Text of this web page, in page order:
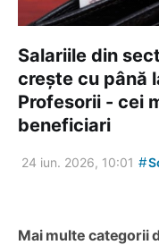
Salariile din
crește cu până
Profesorii - cei
beneficiari
24 iun. 2026, 10:01 #
Mai multe categorii